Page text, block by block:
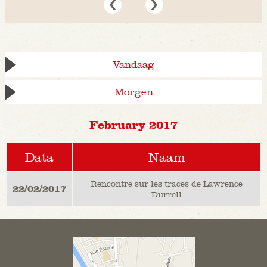
Vandaag
Morgen
February 2017
Data Naam
22/02/2017
Rencontre sur les traces de Lawrence
Durrell